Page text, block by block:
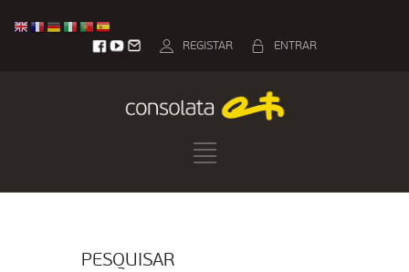
ENTRAR
REGISTAR
PESQUISAR